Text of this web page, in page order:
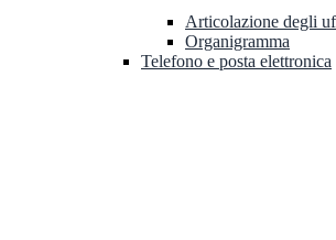
Articolazione degli
Organigramma
Telefono e posta elettronica